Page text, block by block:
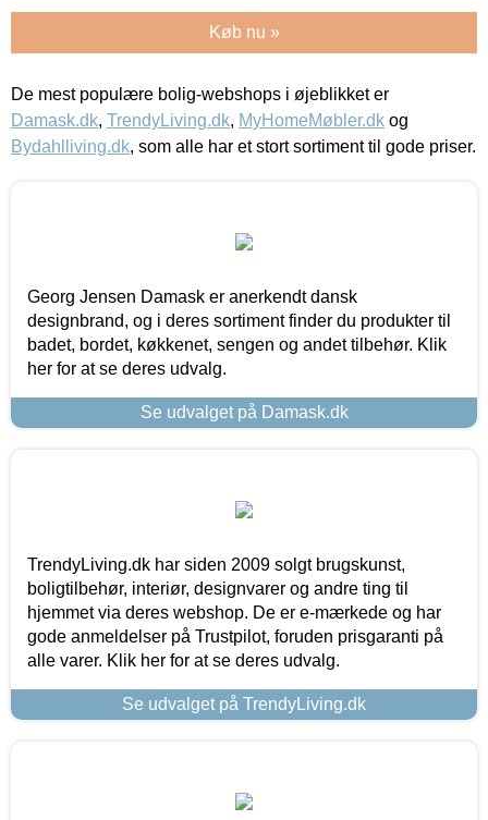
Køb nu »
De mest populære bolig-webshops i øjeblikket er
Damask.dk, TrendyLiving.dk, MyHomeMøbler.dk og
Bydahlliving.dk, som alle har et stort sortiment til gode priser.
Georg Jensen Damask er anerkendt dansk
designbrand, og i deres sortiment finder du produkter til
badet, bordet, køkkenet, sengen og andet tilbehør. Klik
her for at se deres udvalg.
Se udvalget på Damask.dk
TrendyLiving.dk har siden 2009 solgt brugskunst,
boligtilbehør, interiør, designvarer og andre ting til
hjemmet via deres webshop. De er e-mærkede og har
gode anmeldelser på Trustpilot, foruden prisgaranti på
alle varer. Klik her for at se deres udvalg.
Se udvalget på TrendyLiving.dk